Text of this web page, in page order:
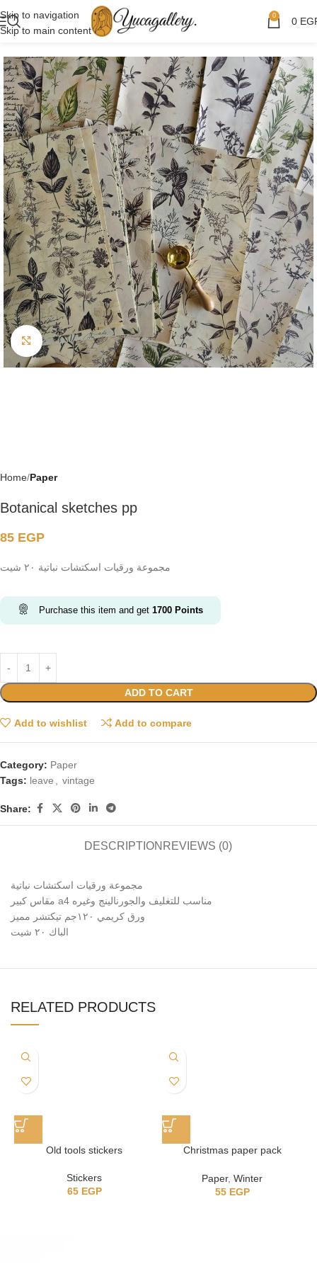
Skip to navigation
Skip to main content
0 0
Click to enlarge
Home Paper
Botanical sketches pp
85 EGP
مجموعة ورقيات اسكتشات نباتية ٢٠ شيت
Purchase this item and get 1700 Points
ADD TO CART
Add to wishlist Add to compare
Category: Paper
Tags: leave vintage
Share:
DESCRIPTION REVIEWS (0)
مجموعة ورقيات اسكتشات نباتية
مقاس كبير a4 مناسب للتغليف والجورنالينج وغيره
ورق كريمي ١٢٠جم تيكتشر مميز
الباك ٢٠ شيت
RELATED PRODUCTS
Old tools stickers
Stickers
65 EGP
Christmas paper pack
Paper,Winter
55 EGP